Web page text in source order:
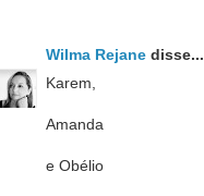
Wilma Rejanedisse...
Karem,
Amanda
e Obélio